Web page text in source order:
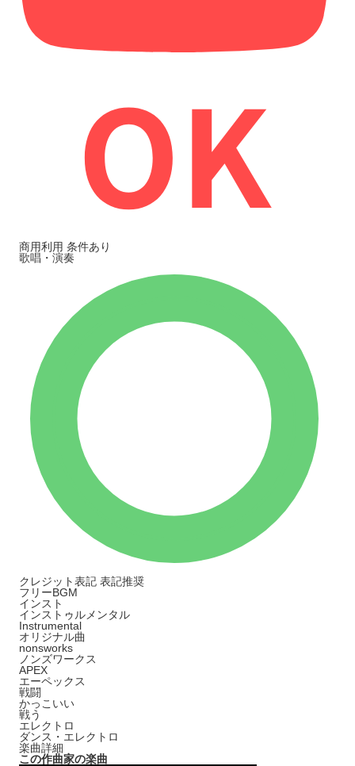
商用利用 条件あり
歌唱・演奏
クレジット表記 表記推奨
フリーBGM
インスト
インストゥルメンタル
Instrumental
オリジナル曲
nonsworks
ノンズワークス
APEX
エーペックス
戦闘
かっこいい
戦う
エレクトロ
ダンス・エレクトロ
楽曲詳細
この作曲家の楽曲